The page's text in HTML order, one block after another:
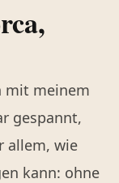
mit meinem
gespannt,
allem, wie
kann: ohne